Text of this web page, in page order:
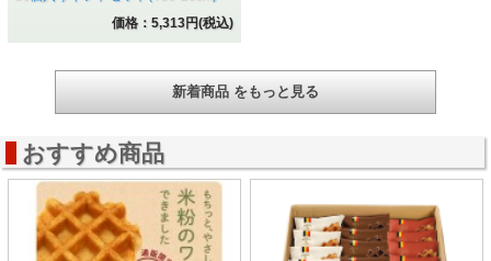
価格：5,313円(税込)
新着商品 をもっと見る
おすすめ商品